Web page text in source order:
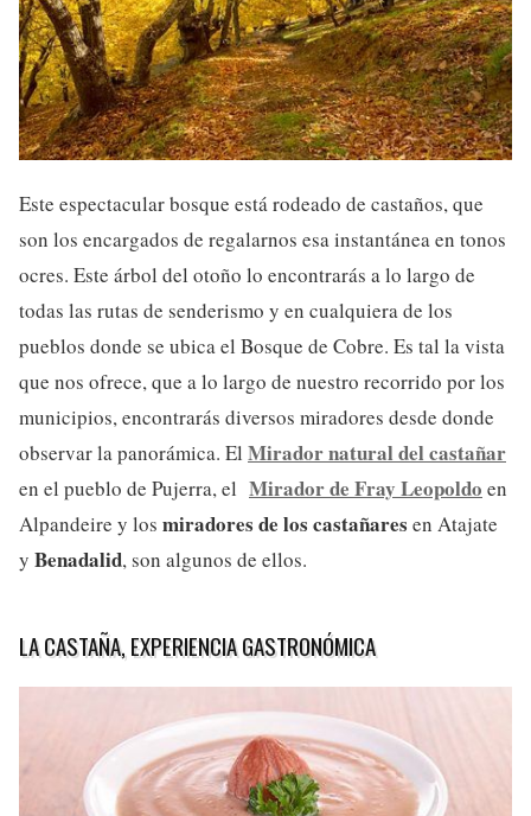
Este espectacular bosque está rodeado de castaños, que
son los encargados de regalarnos esa instantánea en tonos
ocres. Este árbol del otoño lo encontrarás a lo largo de
todas las rutas de senderismo y en cualquiera de los
pueblos donde se ubica el Bosque de Cobre. Es tal la vista
que nos ofrece, que a lo largo de nuestro recorrido por los
municipios, encontrarás diversos miradores desde donde
observar la panorámica. El Mirador natural del castañar
en el pueblo de Pujerra, el Mirador de Fray Leopoldo en
Alpandeire y los miradores de los castañares en Atajate
y Benadalid, son algunos de ellos.
LA CASTAÑA, EXPERIENCIA GASTRONÓMICA